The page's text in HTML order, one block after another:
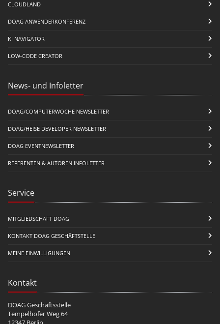
CLOUDLAND
DOAG ANWENDERKONFERENZ
KI NAVIGATOR
LOW-CODE CREATOR
News- und Infoletter
DOAG/COMPUTERWOCHE NEWSLETTER
DOAG/HEISE DEVELOPER NEWSLETTER
DOAG EVENTNEWSLETTER
REFERENTEN & AUTOREN INFOLETTER
Service
MITGLIEDSCHAFT DOAG
KONTAKT DOAG GESCHÄFTSTELLE
MEINE EINWILLIGUNGEN
Kontakt
DOAG Geschäftsstelle
Tempelhofer Weg 64